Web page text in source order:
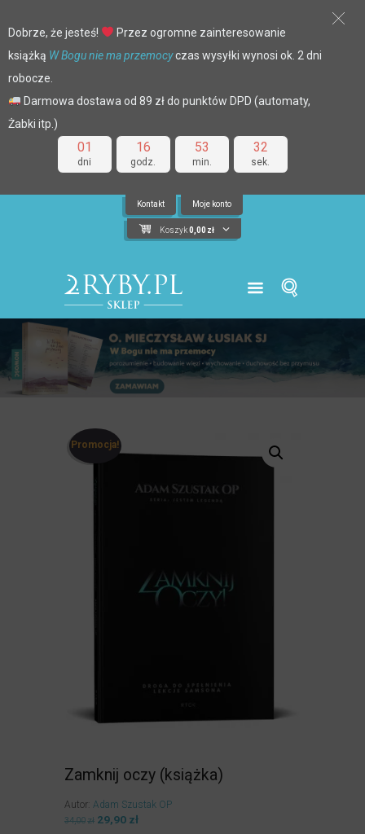
01
dni
16
godz.
53
min.
31
sek.
Dobrze, że jesteś!
Przez ogromne zainteresowanie
książką W Bogu nie ma przemocyczas wysyłki wynosi ok. 2 dni
robocze.
Darmowa dostawa od 89 zł do punktów DPD (automaty,
Żabki itp.)
Kontakt Moje konto
Koszyk 0,00 zł
Promocja!
Zamknij oczy (książka)
Autor: Adam Szustak OP
34,00zł Pierwotna
29,90 złAktualna